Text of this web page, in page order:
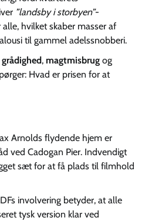
”landsby i storbyen”-
hvilket skaber masser af
til gammel adelssnobberi.
grådighed, magtmisbrug og
Hvad er prisen for at
Arnolds flydende hjem er
ved Cadogan Pier. Indvendigt
sæt for at få plads til filmhold
involvering betyder, at alle
tysk version klar ved